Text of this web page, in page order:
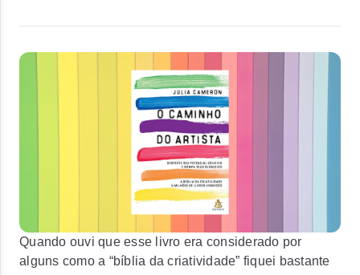
Quando ouvi que esse livro era considerado por
alguns como a “bíblia da criatividade” fiquei bastante